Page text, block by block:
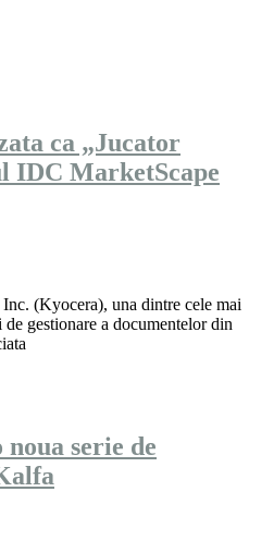
ca „Jucator
MarketScape
(Kyocera), una dintre cele mai
gestionare a documentelor din
serie de